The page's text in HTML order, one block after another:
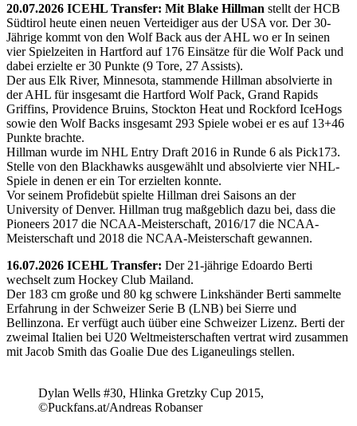
20.07.2026 ICEHL Transfer: Mit Blake Hillman stellt der HCB
Südtirol heute einen neuen Verteidiger aus der USA vor. Der 30-
Jährige kommt von den Wolf Back aus der AHL wo er In seinen
vier Spielzeiten in Hartford auf 176 Einsätze für die Wolf Pack und
dabei erzielte er 30 Punkte (9 Tore, 27 Assists).
Der aus Elk River, Minnesota, stammende Hillman absolvierte in
der AHL für insgesamt die Hartford Wolf Pack, Grand Rapids
Griffins, Providence Bruins, Stockton Heat und Rockford IceHogs
sowie den Wolf Backs insgesamt 293 Spiele wobei er es auf 13+46
Punkte brachte.
Hillman wurde im NHL Entry Draft 2016 in Runde 6 als Pick173.
Stelle von den Blackhawks ausgewählt und absolvierte vier NHL-
Spiele in denen er ein Tor erzielten konnte.
Vor seinem Profidebüt spielte Hillman drei Saisons an der
University of Denver. Hillman trug maßgeblich dazu bei, dass die
Pioneers 2017 die NCAA-Meisterschaft, 2016/17 die NCAA-
Meisterschaft und 2018 die NCAA-Meisterschaft gewannen.
16.07.2026 ICEHL Transfer: Der 21-jährige Edoardo Berti
wechselt zum Hockey Club Mailand.
Der 183 cm große und 80 kg schwere Linkshänder Berti sammelte
Erfahrung in der Schweizer Serie B (LNB) bei Sierre und
Bellinzona. Er verfügt auch üüber eine Schweizer Lizenz. Berti der
zweimal Italien bei U20 Weltmeisterschaften vertrat wird zusammen
mit Jacob Smith das Goalie Due des Liganeulings stellen.
Dylan Wells #30, Hlinka Gretzky Cup 2015,
©Puckfans.at/Andreas Robanser